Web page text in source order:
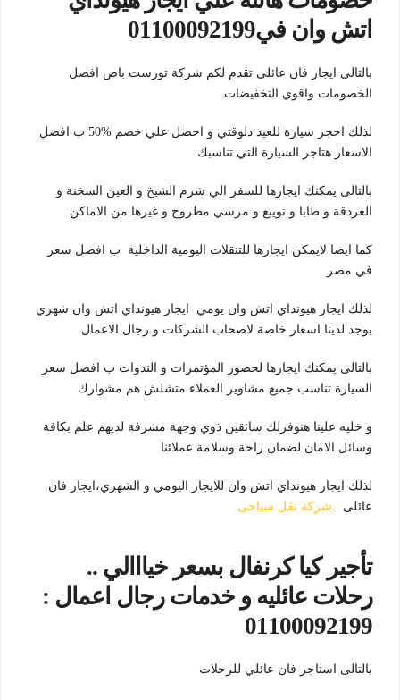
اتش وان في01100092199
بالتالى ايجار فان عائلى تقدم لكم شركة تورست باص افضل
الخصومات واقوي التخفيضات
لذلك احجز سيارة للعيد دلوقتي و احصل علي خصم %50 ب افضل
الاسعار هتاجر السيارة التي تناسبك
بالتالى يمكنك ايجارها للسفر الي شرم الشيخ و العين السخنة و
الغردقة و طابا و نويبع و مرسي مطروح و غيرها من الاماكن
كما ايضا لايمكن ايجارها للتنقلات اليومية الداخلية ب افضل سعر
في مصر
لذلك ايجار هيونداي اتش وان يومي ايجار هيونداي اتش وان شهري
يوجد لدينا اسعار خاصة لاصحاب الشركات و رجال الاعمال
بالتالى يمكنك ايجارها لحضور المؤتمرات و الندوات ب افضل سعر
السيارة تناسب جميع مشاوير العملاء متشلش هم مشوارك
و خليه علينا هنوفرلك سائقين ذوي وجهة مشرفة لديهم علم بكافة
وسائل الامان لضمان راحة وسلامة عملائنا
لذلك ايجار هيونداي اتش وان للايجار اليومي و الشهري،ايجار فان
عائلى .شركة نقل سياحى
تأجير كيا كرنفال بسعر خيااالي ..
رحلات عائليه و خدمات رجال اعمال :
01100092199
بالتالى استاجر فان عائلي للرحلات